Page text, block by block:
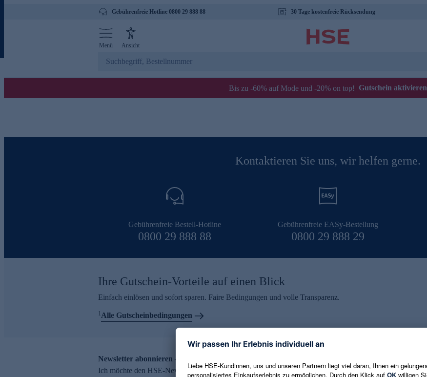
Gebührenfreie Hotline 0800 29 888 88 30 Tage kostenfreie Rücksendung
Menü Ansicht
Bis zu -60% auf Mode und -20% on top! Gutschein aktivieren
Kontaktieren Sie uns, wir helfen gerne.
Gebührenfreie Bestell-Hotline
0800 29 888 88
Gebührenfreie EASy-Bestellung
0800 29 888 29
Ihre Gutschein-Vorteile auf einen Blick
Einfach einlösen und sofort sparen. Faire Bedingungen und volle Transparenz.
1Alle Gutscheinbedingungen
Newsletter abonnieren – 10 € Gutschein erhalten
Ich möchte den HSE-Newsletter abonnieren und aktuelle Trends,